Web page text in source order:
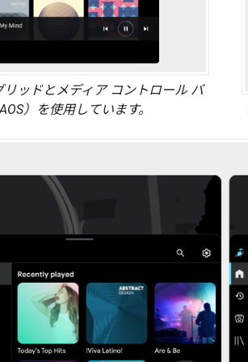
ッドとメディア コントロール バ
）を使用しています。